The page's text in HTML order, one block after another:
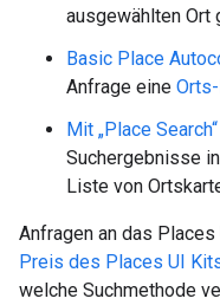
ausgewählten Ort
Basic Place
Anfrage eine
Mit „Place Search“
Suchergebnisse
Liste von
Anfragen an das
Preis des Places UI
welche Suchmethode